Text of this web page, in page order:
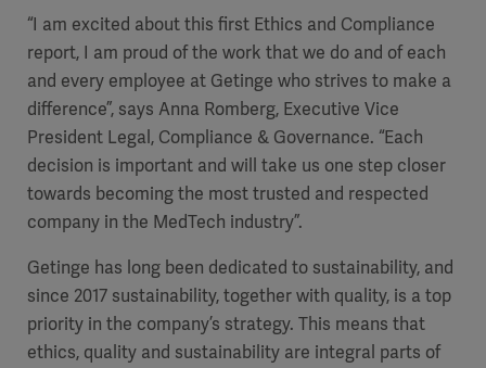
“I am excited about this first Ethics and Compliance
report, I am proud of the work that we do and of each
and every employee at Getinge who strives to make a
difference”, says Anna Romberg, Executive Vice
President Legal, Compliance & Governance. “Each
decision is important and will take us one step closer
towards becoming the most trusted and respected
company in the MedTech industry”.
Getinge has long been dedicated to sustainability, and
since 2017 sustainability, together with quality, is a top
priority in the company’s strategy. This means that
ethics, quality and sustainability are integral parts of